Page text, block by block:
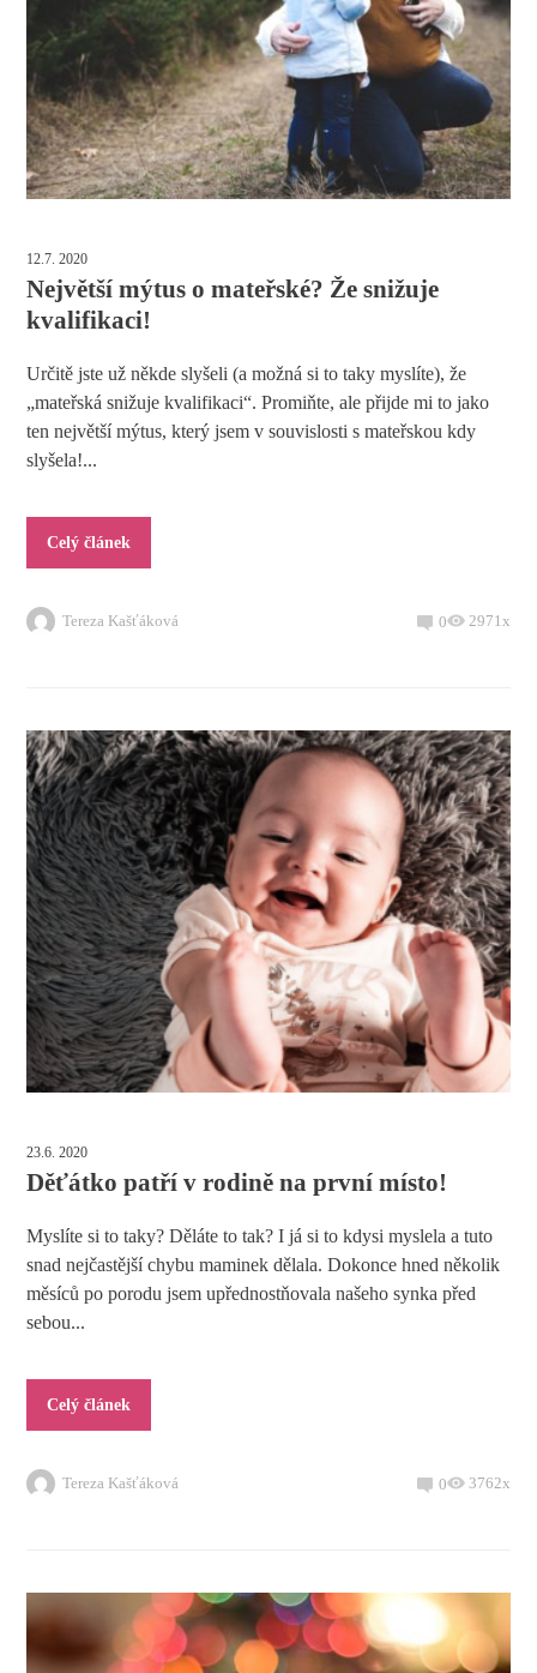
12.7. 2020
Největší mýtus o mateřské? Že snižuje
kvalifikaci!
Určitě jste už někde slyšeli (a možná si to taky myslíte), že
„mateřská snižuje kvalifikaci“. Promiňte, ale přijde mi to jako
ten největší mýtus, který jsem v souvislosti s mateřskou kdy
slyšela!...
Celý článek
Tereza Kašťáková 0 2971x
23.6. 2020
Děťátko patří v rodině na první místo!
Myslíte si to taky? Děláte to tak? I já si to kdysi myslela a tuto
snad nejčastější chybu maminek dělala. Dokonce hned několik
měsíců po porodu jsem upřednostňovala našeho synka před
sebou...
Celý článek
Tereza Kašťáková 0 3762x